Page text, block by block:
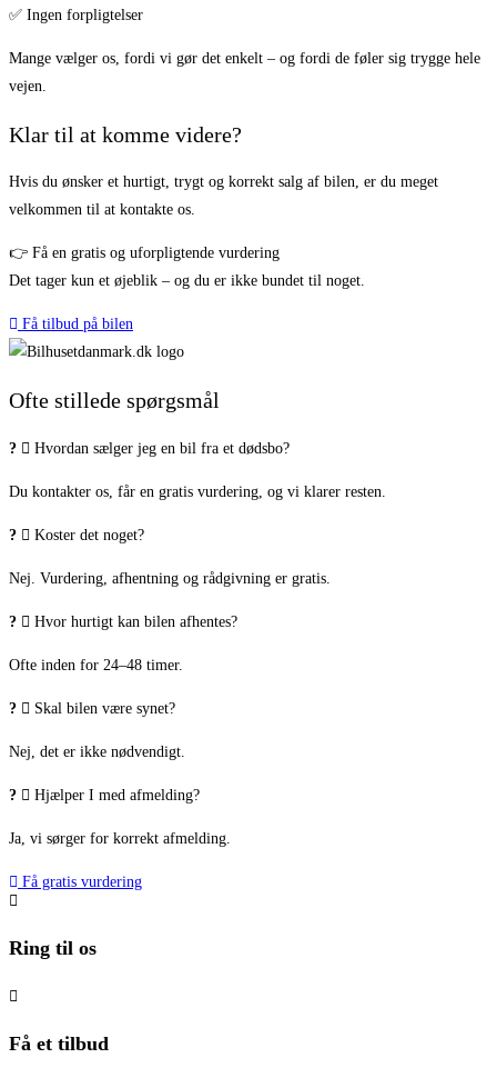
✅ Ingen forpligtelser
Mange vælger os, fordi vi gør det enkelt – og fordi de føler sig trygge hele
vejen.
Klar til at komme videre?
Hvis du ønsker et hurtigt, trygt og korrekt salg af bilen, er du meget
velkommen til at kontakte os.
👉 Få en gratis og uforpligtende vurdering
Det tager kun et øjeblik – og du er ikke bundet til noget.
Få tilbud på bilen
Ofte stillede spørgsmål
Hvordan sælger jeg en bil fra et dødsbo?
Du kontakter os, får en gratis vurdering, og vi klarer resten.
Koster det noget?
Nej. Vurdering, afhentning og rådgivning er gratis.
Hvor hurtigt kan bilen afhentes?
Ofte inden for 24–48 timer.
Skal bilen være synet?
Nej, det er ikke nødvendigt.
Hjælper I med afmelding?
Ja, vi sørger for korrekt afmelding.
Få gratis vurdering
Ring til os
Få et tilbud